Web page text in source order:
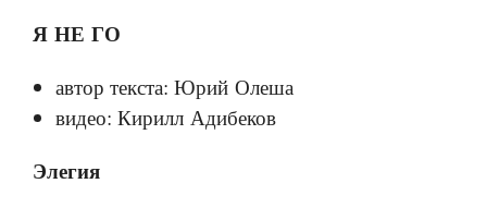
Я НЕ ГО
автор текста: Юрий Олеша
видео: Кирилл Адибеков
Элегия